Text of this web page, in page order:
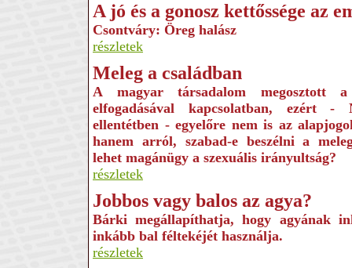
A jó és a gonosz kettőssége az
Csontváry: Öreg halász
részletek
Meleg a családban
A magyar társadalom megosztott a
elfogadásával kapcsolatban, ezért -
ellentétben - egyelőre nem is az
hanem arról, szabad-e beszélni a
lehet magánügy a szexuális irányultság?
részletek
Jobbos vagy balos az agya?
Bárki megállapíthatja, hogy agyának
inkább bal féltekéjét használja.
részletek